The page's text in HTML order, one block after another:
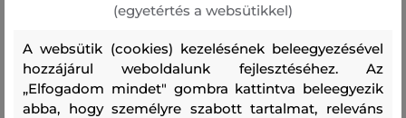
(egyetértés a websütikkel)
A websütik (cookies) kezelésének beleegyezésével
hozzájárul weboldalunk fejlesztéséhez. Az
„Elfogadom mindet" gombra kattintva beleegyezik
abba, hogy személyre szabott tartalmat, releváns